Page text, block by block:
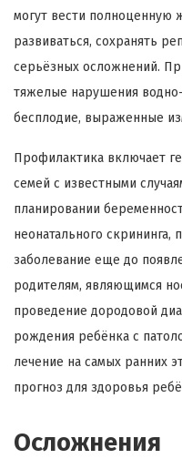
могут вести полноценную
развиваться, сохранять
серьёзных осложнений.
тяжелые нарушения
бесплодие, выраженные
Профилактика включает
семей с известными
планировании
неонатального
заболевание еще до
родителям, являющимся
проведение дородовой
рождения ребёнка с
лечение на самых ранних
прогноз для здоровья
Осложнения